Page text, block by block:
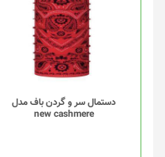
دستمال سر و گردن باف مدل
new cashmere